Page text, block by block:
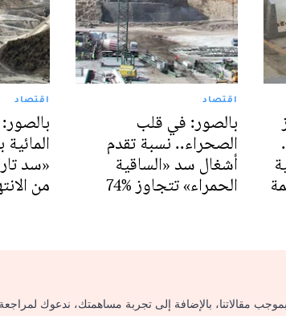
اقتصاد
بالصور: في قلب
الصحراء.. نسبة تقدم
أشغال سد «الساقية
الحمراء» تتجاوز %74
اقتصاد
«سد
من
مقالاتنا، بالإضافة إلى تجربة مساهمتك، ندعوك